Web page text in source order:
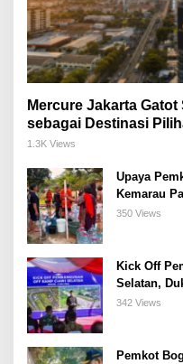
Mercure Jakarta
sebagai Destinasi
Meeting, dan Kuliner
1.3K Views
Upaya
Kemarau
350 Views
Kick Off
Selatan,
Bogor
342 Views
Pemkot